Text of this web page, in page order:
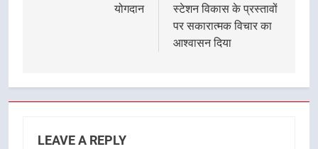
योगदान
स्टेशन विकास के प्रस्तावों
पर सकारात्मक विचार का
आश्वासन दिया
LEAVE A REPLY